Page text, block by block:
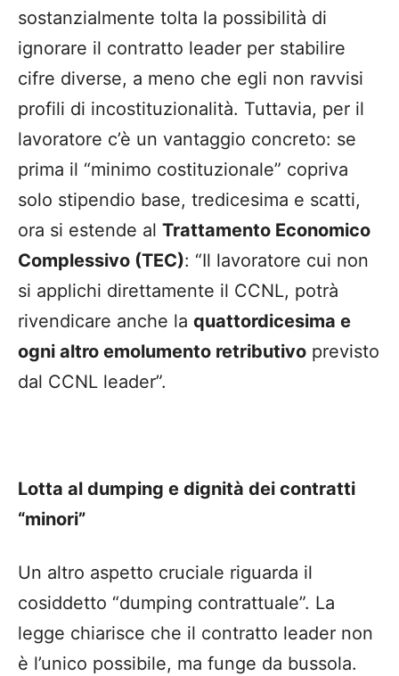
sostanzialmente tolta la possibilità di
ignorare il contratto leader per stabilire
cifre diverse, a meno che egli non ravvisi
profili di incostituzionalità. Tuttavia, per il
lavoratore c’è un vantaggio concreto: se
prima il “minimo costituzionale” copriva
solo stipendio base, tredicesima e scatti,
ora si estende al Trattamento Economico
Complessivo (TEC): “Il lavoratore cui non
si applichi direttamente il CCNL, potrà
rivendicare anche la quattordicesima e
ogni altro emolumento retributivo previsto
dal CCNL leader”.
Lotta al dumping e dignità dei contratti
“minori”
Un altro aspetto cruciale riguarda il
cosiddetto “dumping contrattuale”. La
legge chiarisce che il contratto leader non
è l’unico possibile, ma funge da bussola.